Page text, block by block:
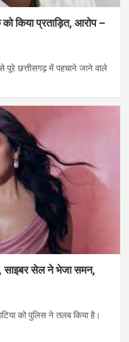
किया प्रताड़ित, आरोप –
पूरे छत्तीसगढ़ में पहचाने जाने वाले
साइबर सेल ने भेजा समन,
को पुलिस ने तलब किया है।